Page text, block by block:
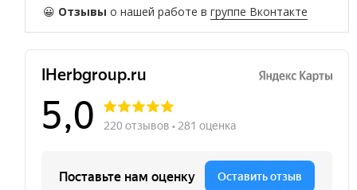
😀 Отзывы о нашей работе вгруппе Вконтакте